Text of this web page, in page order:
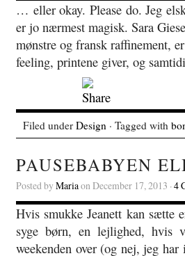
… eller okay. Please do. Jeg
er jo nærmest magisk. Sara
mønstre og fransk raffinement,
feeling, printene giver, og
Filed under Design · Tagged with
PAUSEBABYEN
Posted byMariaon December 17, 2013 ·4
Hvis smukke Jeanett kan sætte
syge børn, en lejlighed,
weekenden over (og nej, jeg